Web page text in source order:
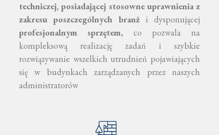
techniczej, posiadającej stosowne uprawnienia z
zakresu poszczególnych branż i dysponującej
profesjonalnym sprzętem, co pozwala na
kompleksową realizację zadań i szybkie
rozwiązywanie wszelkich utrudnień pojawiających
się w budynkach zarządzanych przez naszych
administratorów